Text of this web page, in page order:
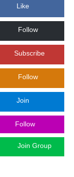
Like
Follow
Subscribe
Follow
Join
Follow
Join Group